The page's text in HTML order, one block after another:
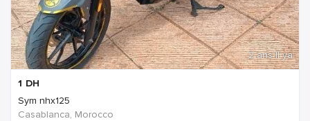
2 ans Il ya
1 DH
Sym nhx125
Casablanca, Morocco